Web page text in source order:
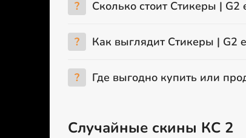
? Сколько стоит Стикеры |
? Как выглядит Стикеры | G2
? Где выгодно купить или
Случайные скины КС 2